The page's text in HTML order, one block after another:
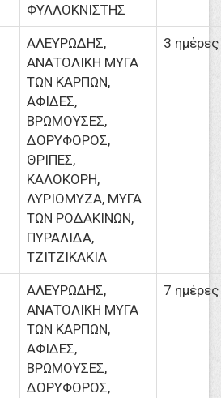
ΦΥΛΛΟΚΝΙΣΤΗΣ
ΑΛΕΥΡΩΔΗΣ,
ΑΝΑΤΟΛΙΚΗ ΜΥΓΑ
ΤΩΝ ΚΑΡΠΩΝ,
ΑΦΙΔΕΣ,
ΒΡΩΜΟΥΣΕΣ,
ΔΟΡΥΦΟΡΟΣ,
ΘΡΙΠΕΣ,
ΚΑΛΟΚΟΡΗ,
ΛΥΡΙΟΜΥΖΑ, ΜΥΓΑ
ΤΩΝ ΡΟΔΑΚΙΝΩΝ,
ΠΥΡΑΛΙΔΑ,
ΤΖΙΤΖΙΚΑΚΙΑ
3 ημέρες
ΑΛΕΥΡΩΔΗΣ,
ΑΝΑΤΟΛΙΚΗ ΜΥΓΑ
ΤΩΝ ΚΑΡΠΩΝ,
ΑΦΙΔΕΣ,
ΒΡΩΜΟΥΣΕΣ,
ΔΟΡΥΦΟΡΟΣ,
7 ημέρες